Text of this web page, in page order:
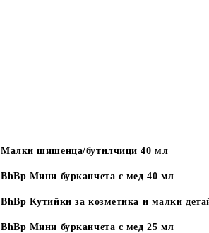
Малки шишенца/бутилчици 40 мл
BhBp Мини бурканчета с мед 40 мл
BhBp Кутийки за козметика и малки
BhBp Мини бурканчета с мед 25 мл